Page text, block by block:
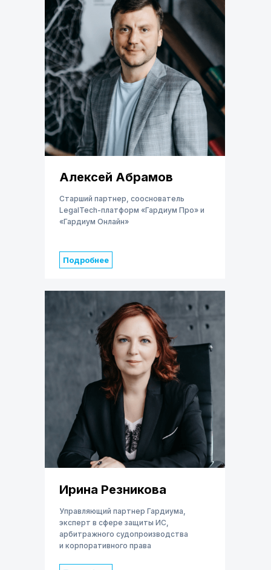
Ирина Резникова
Управляющий партнер Гардиума,
эксперт в сфере защиты ИС,
арбитражного судопроизводства
и корпоративного права
Алексей Абрамов
Старший партнер, сооснователь
LegalTech-платформ «Гардиум Про» и
«Гардиум Онлайн»
Подробнее